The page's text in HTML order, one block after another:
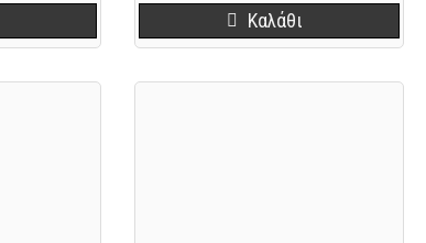
Καλάθι